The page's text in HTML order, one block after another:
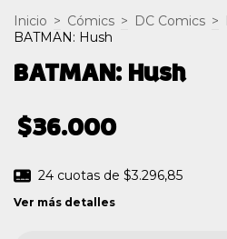
Inicio > Cómics > DC Comics >
BATMAN: Hush
BATMAN: Hush
$36.000
24 cuotas de $3.296,85
Ver más detalles